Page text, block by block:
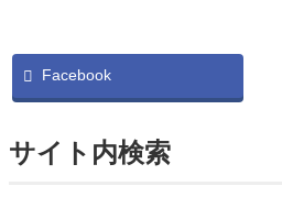
Facebook
サイト内検索